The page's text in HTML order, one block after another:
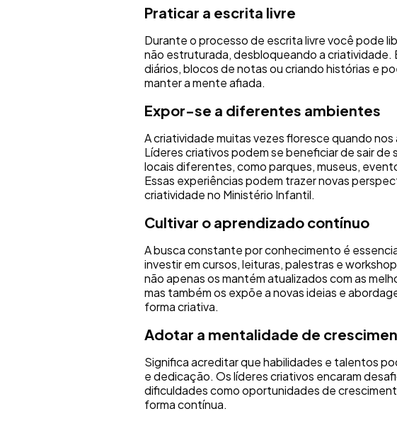
Praticar a escrita livre
Durante o processo de escrita livre você pode
não estruturada, desbloqueando a criatividade.
diários, blocos de notas ou criando histórias e
manter a mente afiada.
Expor-se a diferentes ambientes
A criatividade muitas vezes floresce quando
Líderes criativos podem se beneficiar de sair
locais diferentes, como parques, museus,
Essas experiências podem trazer novas
criatividade no Ministério Infantil.
Cultivar o aprendizado contínuo
A busca constante por conhecimento é
investir em cursos, leituras, palestras e
não apenas os mantém atualizados com as
mas também os expõe a novas ideias e
forma criativa.
Adotar a mentalidade de
Significa acreditar que habilidades e talentos
e dedicação. Os líderes criativos encaram
dificuldades como oportunidades de
forma contínua.